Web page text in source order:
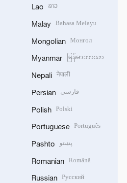
Lao ລາວ
Malay Bahasa Melayu
Mongolian Монгол
Myanmar မြန်မာဘာသာ
Nepali नेपाली
Persian فارسی
Polish Polski
Portuguese Português
Pashto پښتو
Romanian Română
Russian Русский